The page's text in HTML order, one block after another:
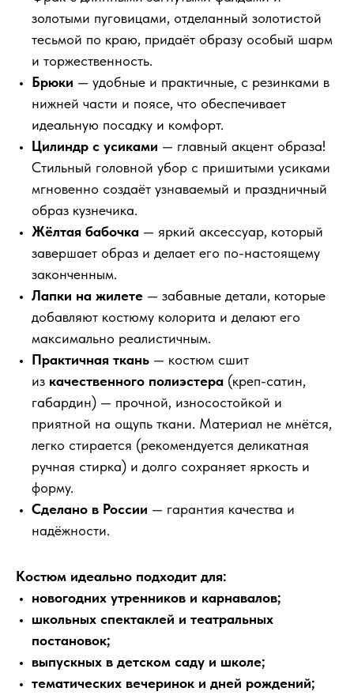
золотыми пуговицами, отделанный золотистой
тесьмой по краю, придаёт образу особый шарм
и торжественность.
Брюки — удобные и практичные, с резинками в
нижней части и поясе, что обеспечивает
идеальную посадку и комфорт.
Цилиндр с усиками — главный акцент образа!
Стильный головной убор с пришитыми усиками
мгновенно создаёт узнаваемый и праздничный
образ кузнечика.
Жёлтая бабочка — яркий аксессуар, который
завершает образ и делает его по-настоящему
законченным.
Лапки на жилете — забавные детали, которые
добавляют костюму колорита и делают его
максимально реалистичным.
Практичная ткань — костюм сшит
из качественного полиэстера (креп-сатин,
габардин) — прочной, износостойкой и
приятной на ощупь ткани. Материал не мнётся,
легко стирается (рекомендуется деликатная
ручная стирка) и долго сохраняет яркость и
форму.
Сделано в России — гарантия качества и
надёжности.
Костюм идеально подходит для:
новогодних утренников и карнавалов;
школьных спектаклей и театральных
постановок;
выпускных в детском саду и школе;
тематических вечеринок и дней рождений;